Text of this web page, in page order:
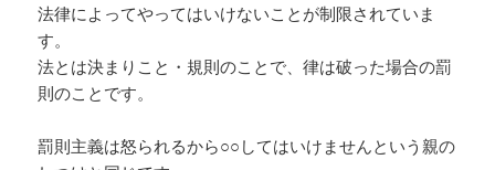
法律によってやってはいけないことが制限されていま
す。
法とは決まりこと・規則のことで、律は破った場合の罰
則のことです。
罰則主義は怒られるから○○してはいけませんという親の